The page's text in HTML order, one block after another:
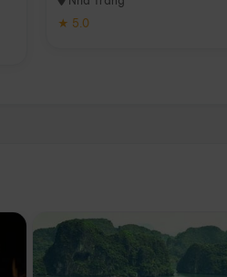
★ 5.0